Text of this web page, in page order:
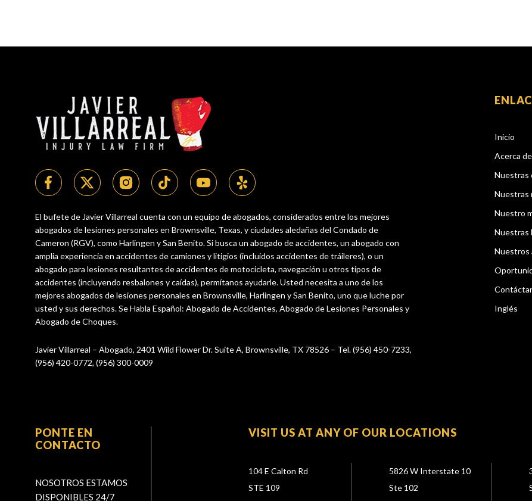
El bufete de Javier Villarreal cuenta con un equipo de abogados, considerados entre los mejores
abogados de lesiones personales en Brownsville, Texas, y ciudades aledañas del Condado de
Cameron (RGV), como Harlingen y San Benito. Si busca un abogado de accidentes, un abogado con
amplia experiencia en accidentes de camiones y litigios (incluidos accidentes de tráileres), o un
abogado para lesiones resultantes de accidentes de motocicleta, navegación u otros tipos de
accidentes (incluyendo resbalones y caídas), permítanos ayudarle. Usted necesita a uno de los
mejores abogados de lesiones personales en Brownsville, Harlingen y San Benito, uno que luche por
usted y sus derechos. Se Habla Español: Abogado de Accidentes, Abogado de Lesiones Personales y
Abogado de Choques.
Javier Villarreal – Abogado, 2401 Wild Flower Dr. Suite A, Brownsville, TX 78526 – Tel. (956) 450-7233,
(956) 420-0772, (956) 300-0009
Inicio
Acerca de
Nuestras
Nuestras
Nuestro
Nuestras
Nuestros
Inglés
PONTE EN
CONTACTO
NOSOTROS ESTAMOS
DISPONIBLES 24/7
VISIT US AT ANY OF OUR LOCATIONS
104 E Calton Rd
STE 109
5826 W Interstate 10
Ste 102